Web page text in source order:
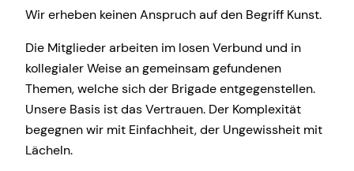
Wir erheben keinen Anspruch auf den Begriff Kunst.
Die Mitglieder arbeiten im losen Verbund und in
kollegialer Weise an gemeinsam gefundenen
Themen, welche sich der Brigade entgegenstellen.
Unsere Basis ist das Vertrauen. Der Komplexität
begegnen wir mit Einfachheit, der Ungewissheit mit
Lächeln.